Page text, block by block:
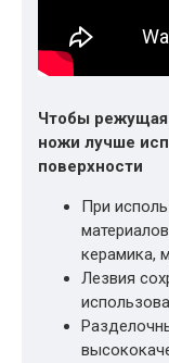
Чтобы режущая
ножи лучше
поверхности
При
керамика,
Лезвия